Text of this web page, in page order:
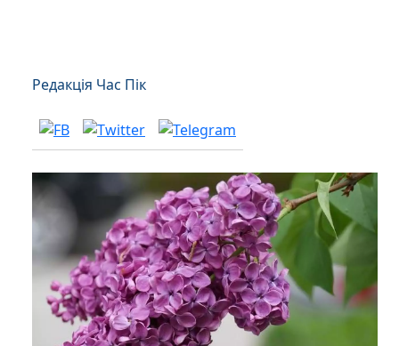
Редакція Час Пік